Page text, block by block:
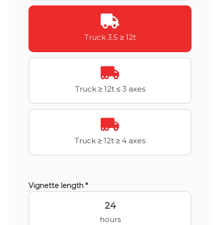
Truck 3.5 ≥ 12t
Truck ≥ 12t ≤ 3 axes
Truck ≥ 12t ≥ 4 axes
Vignette length *
24
hours